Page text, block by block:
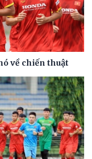
về chiến thuật